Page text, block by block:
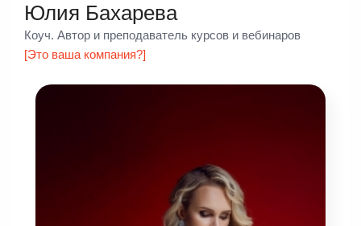
Юлия Бахарева
Коуч. Автор и преподаватель курсов и вебинаров
[Это ваша компания?]